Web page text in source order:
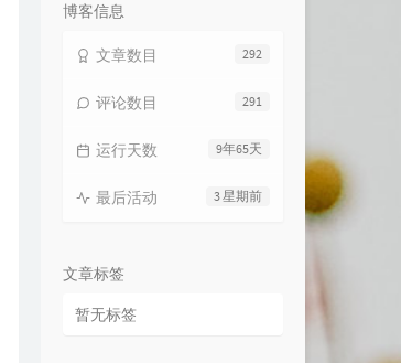
博客信息
292
文章数目
291
评论数目
9年65天
运行天数
3 星期前
最后活动
文章标签
暂无标签